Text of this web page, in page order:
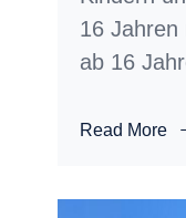
16 Jahren
ab 16
Read More